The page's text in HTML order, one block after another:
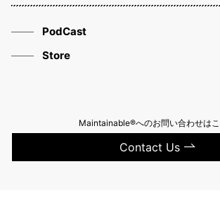
PodCast
Store
Maintainable®へのお問い合わせは
Contact Us